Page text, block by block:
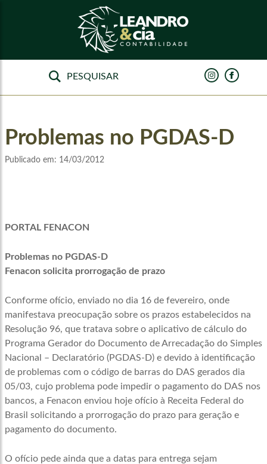
Problemas no PGDAS-D
Publicado em: 14/03/2012
PORTAL FENACON
Problemas no PGDAS-D
Fenacon solicita prorrogação de prazo
Conforme ofício, enviado no dia 16 de fevereiro, onde
manifestava preocupação sobre os prazos estabelecidos na
Resolução 96, que tratava sobre o aplicativo de cálculo do
Programa Gerador do Documento de Arrecadação do Simples
Nacional – Declaratório (PGDAS-D) e devido à identificação
de problemas com o código de barras do DAS gerados dia
05/03, cujo problema pode impedir o pagamento do DAS nos
bancos, a Fenacon enviou hoje ofício à Receita Federal do
Brasil solicitando a prorrogação do prazo para geração e
pagamento do documento.
O ofício pede ainda que a datas para entrega sejam